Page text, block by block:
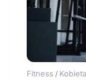
Fitness / Kobieta